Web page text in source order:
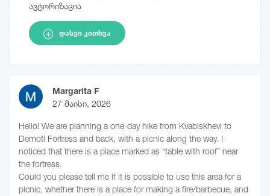
ავტორიზაცია
ᲓᲐᲡᲕᲘ ᲙᲘᲗᲮᲕᲐ
Margarita F
27 მაისი, 2026
Hello! We are planning a one-day hike from Kvabiskhevi to
Demoti Fortress and back, with a picnic along the way. I
noticed that there is a place marked as “table with roof” near
the fortress.
Could you please tell me if it is possible to use this area for a
picnic, whether there is a place for making a fire/barbecue, and